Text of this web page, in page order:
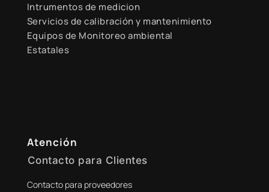
Intrumentos de medicion
Servicios de calibración y mantenimiento
Equipos de Monitoreo ambiental
Estatales
Atención
Contacto para Clientes
+51 941 525 454
Contacto para proveedores